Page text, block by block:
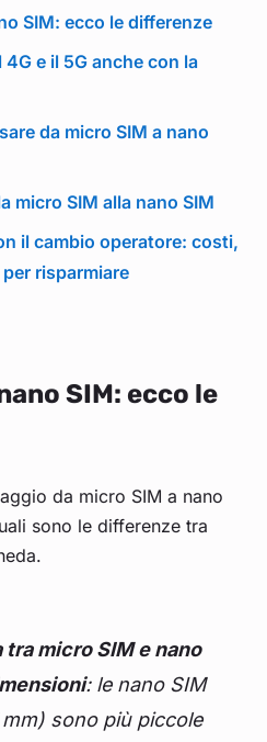
SIM: ecco le differenze
e il 5G anche con la
da micro SIM a nano
micro SIM alla nano SIM
il cambio operatore: costi,
risparmiare
SIM: ecco le
da micro SIM a nano
sono le differenze tra
tra micro SIM e nano
: le nano SIM
sono più piccole